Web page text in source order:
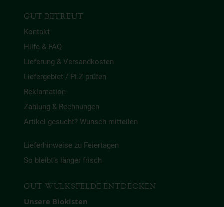
GUT BETREUT
Kontakt
Hilfe & FAQ
Lieferung & Versandkosten
Liefergebiet / PLZ prüfen
Reklamation
Zahlung & Rechnungen
Artikel gesucht? Wunsch mitteilen
Lieferhinweise zu Feiertagen
So bleibt’s länger frisch
GUT WULKSFELDE ENTDECKEN
Unsere Biokisten